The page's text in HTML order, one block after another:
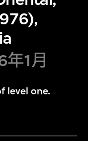
1月
level one.